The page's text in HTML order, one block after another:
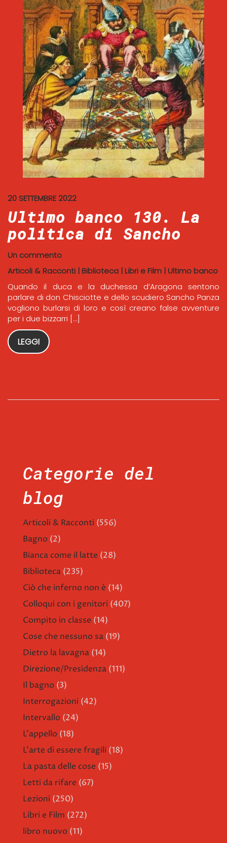
20 SETTEMBRE 2022
Ultimo banco 130. La
politica di Sancho
Un commento
Articoli & Racconti | Biblioteca | Libri e Film | Ultimo banco
Quando il duca e la duchessa d’Aragona sentono
parlare di don Chisciotte e dello scudiero Sancho Panza
vogliono burlarsi di loro e così creano false avventure
per i due bizzarri […]
LEGGI
Categorie del
blog
Articoli & Racconti (556)
Bagno (2)
Bianca come il latte (28)
Biblioteca (235)
Ciò che inferno non è (14)
Colloqui con i genitori (407)
Compito in classe (14)
Cose che nessuno sa (19)
Dietro la lavagna (14)
Direzione/Presidenza (111)
Il bagno (3)
Interrogazioni (42)
Intervallo (24)
L'appello (18)
L'arte di essere fragili (18)
La pasta delle cose (15)
Letti da rifare (67)
Lezioni (250)
Libri e Film (272)
libro nuovo (11)